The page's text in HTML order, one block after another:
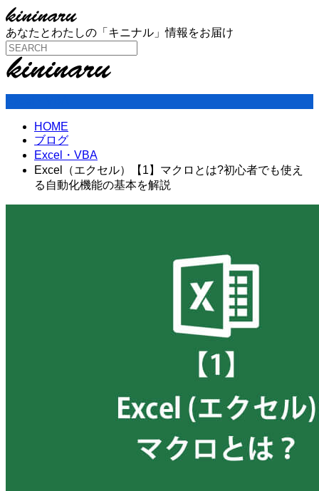
あなたとわたしの「キニナル」情報をお届け
HOME
ブログ
Excel・VBA
Excel（エクセル）【1】マクロとは?初心者でも使え
る自動化機能の基本を解説